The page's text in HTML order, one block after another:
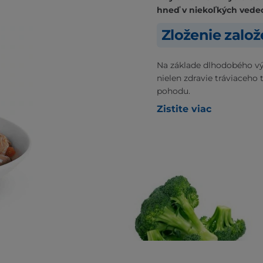
hneď v niekoľkých
Zloženie
Na základe dlhodobého
nielen zdravie tráviaceho
pohodu.
Zistite viac